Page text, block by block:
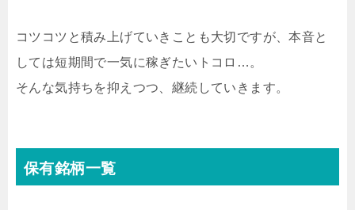
コツコツと積み上げていきことも大切ですが、本音と
しては短期間で一気に稼ぎたいトコロ…。
そんな気持ちを抑えつつ、継続していきます。
保有銘柄一覧